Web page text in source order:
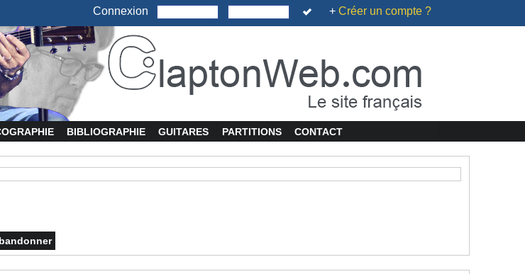
Connexion + Créer un compte ?
BIBLIOGRAPHIE GUITARES PARTITIONS CONTACT